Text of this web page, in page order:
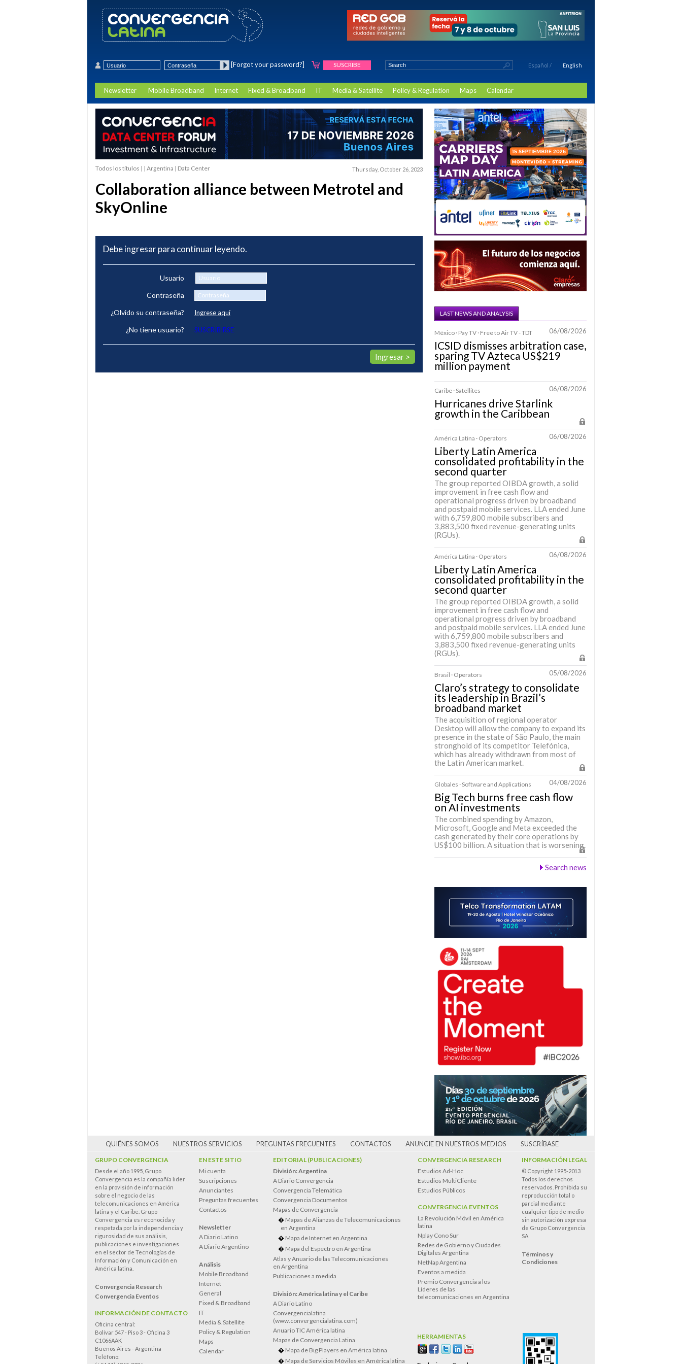
[Forgot your password?] SUSCRIBE Español / English
Newsletter Mobile Broadband Internet Fixed & Broadband IT Media & Satellite Policy & Regulation Maps Calendar
Thursday, October 26, 2023
Todos los títulos | | Argentina | Data Center
Collaboration alliance between Metrotel and
SkyOnline
Debe ingresar para continuar leyendo.
Usuario
Contraseña
¿Olvido su contraseña?
Ingrese aquí
¿No tiene usuario? SUSCRIBIRSE
LAST NEWS AND ANALYSIS
México · Pay TV · Free to Air TV - TDT 06/08/2026
ICSID dismisses arbitration case,
sparing TV Azteca US$219
million payment
Caribe · Satellites 06/08/2026
Hurricanes drive Starlink
growth in the Caribbean
América Latina · Operators 06/08/2026
Liberty Latin America
consolidated profitability in the
second quarter
The group reported OIBDA growth, a solid
improvement in free cash flow and
operational progress driven by broadband
and postpaid mobile services. LLA ended June
with 6,759,800 mobile subscribers and
3,883,500 fixed revenue-generating units
(RGUs).
América Latina · Operators 06/08/2026
Liberty Latin America
consolidated profitability in the
second quarter
The group reported OIBDA growth, a solid
improvement in free cash flow and
operational progress driven by broadband
and postpaid mobile services. LLA ended June
with 6,759,800 mobile subscribers and
3,883,500 fixed revenue-generating units
(RGUs).
Brasil · Operators 05/08/2026
Claro’s strategy to consolidate
its leadership in Brazil’s
broadband market
The acquisition of regional operator
Desktop will allow the company to expand its
presence in the state of São Paulo, the main
stronghold of its competitor Telefónica,
which has already withdrawn from most of
the Latin American market.
Globales · Software and Applications 04/08/2026
Big Tech burns free cash flow
on AI investments
The combined spending by Amazon,
Microsoft, Google and Meta exceeded the
cash generated by their core operations by
US$100 billion. A situation that is worsening.
Search news
QUIÉNES SOMOS NUESTROS SERVICIOS PREGUNTAS FRECUENTES CONTACTOS ANUNCIE EN NUESTROS MEDIOS SUSCRÍBASE
GRUPO CONVERGENCIA
Desde el año 1995, Grupo
Convergencia es la compañía lider
en la provisión de información
sobre el negocio de las
telecomunicaciones en América
latina y el Caribe. Grupo
Convergencia es reconocida y
respetada por la independencia y
rigurosidad de sus análisis,
publicaciones e investigaciones
en el sector de Tecnologías de
Información y Comunicación en
América latina.
Convergencia Research
Convergencia Eventos
INFORMACIÓN DE CONTACTO
Oficina central:
Bolívar 547 - Piso 3 - Oficina 3
C1066AAK
Buenos Aires - Argentina
Teléfono:
EN ESTE SITIO
Mi cuenta
Suscripciones
Anunciantes
Preguntas frecuentes
Contactos
Newsletter
A Diario Latino
A Diario Argentino
Análisis
Mobile Broadband
Internet
General
Fixed & Broadband
IT
Media & Satellite
Policy & Regulation
Maps
Calendar
EDITORIAL (PUBLICACIONES)
División: Argentina
A Diario Convergencia
Convergencia Telemática
Convergencia Documentos
Mapas de Convergencia
Mapas de Alianzas de Telecomunicaciones
en Argentina
Mapa de Internet en Argentina
Mapa del Espectro en Argentina
Atlas y Anuario de las Telecomunicaciones
en Argentina
Publicaciones a medida
División: América latina y el Caribe
A Diario Latino
Convergencialatina
(www.convergencialatina.com)
Anuario TIC América latina
Mapas de Convergencia Latina
Mapa de Big Players en América latina
Mapa de Servicios Móviles en América latina
CONVERGENCIA RESEARCH
Estudios Ad-Hoc
Estudios MultiCliente
Estudios Públicos
CONVERGENCIA EVENTOS
La Revolución Móvil en América
latina
Nplay Cono Sur
Redes de Gobierno y Ciudades
Digitales Argentina
NetNap Argentina
Eventos a medida
Premio Convergencia a los
Líderes de las
telecomunicaciones en Argentina
INFORMACIÓN LEGAL
© Copyright 1995-2013
Todos los derechos
reservados. Prohibida su
reproducción total o
parcial mediante
cualquier tipo de medio
sin autorización expresa
de Grupo Convergencia
SA
Términos y
Condiciones
HERRAMIENTAS